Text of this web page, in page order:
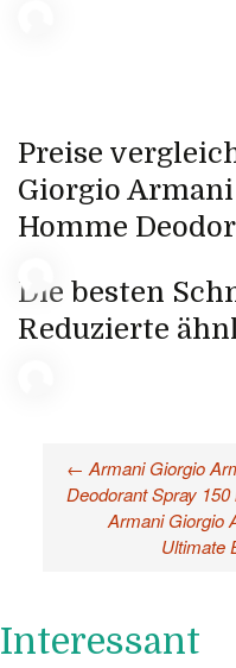
Preise
Giorgio
Homme
Die besten
Reduzierte
← Armani Giorgio
Deodorant Spray 150
Armani Giorgio
Ultimate
Interessant